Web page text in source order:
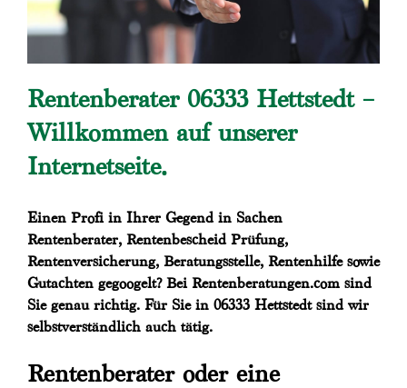
Rentenberater 06333 Hettstedt –
Willkommen auf unserer
Internetseite.
Einen Profi in Ihrer Gegend in Sachen
Rentenberater, Rentenbescheid Prüfung,
Rentenversicherung, Beratungsstelle, Rentenhilfe sowie
Gutachten gegoogelt? Bei Rentenberatungen.com sind
Sie genau richtig. Für Sie in 06333 Hettstedt sind wir
selbstverständlich auch tätig.
Rentenberater oder eine